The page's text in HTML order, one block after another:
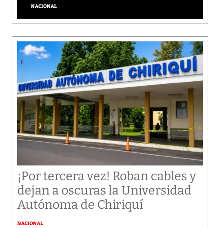
NACIONAL
¡Por tercera vez! Roban cables y
dejan a oscuras la Universidad
Autónoma de Chiriquí
NACIONAL